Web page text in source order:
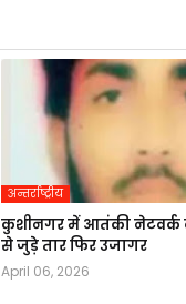
अन्तर्राष्ट्रीय
कुशीनगर में आतंकी नेटवर्क
से जुड़े तार फिर उजागर
April 06, 2026